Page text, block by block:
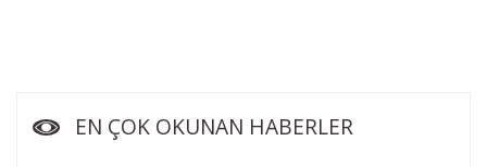
EN ÇOK OKUNAN HABERLER